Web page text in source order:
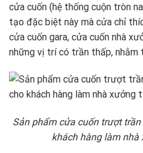
cửa cuốn (hệ thống cuộn tròn
tạo đặc biệt này mà cửa chỉ
cửa cuốn gara, cửa cuốn nhà
những vị trí có trần thấp, nhằm
Sản phẩm cửa cuốn trượt
khách hàng làm nhà